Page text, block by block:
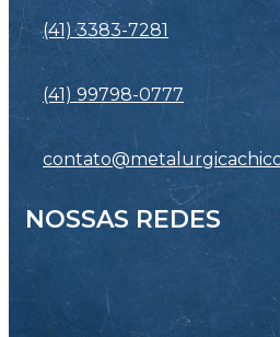
(41) 3383-7281
(41) 99798-0777
NOSSAS REDES